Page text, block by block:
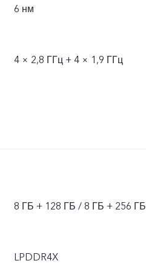
6 нм
4 × 2,8 ГГц + 4 × 1,9 ГГц
8 ГБ + 128 ГБ / 8 ГБ + 256 ГБ
LPDDR4X